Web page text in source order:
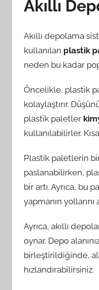
Akıllı
Akıllı depolama
kullanılan plastik
neden bu kadar
Öncelikle, plastik
kolaylaştırır.
plastik paletler
kullanılabilirler.
Plastik paletlerin
paslanabilirken,
bir artı. Ayrıca, bu
yapmanın
Ayrıca, akıllı
oynar. Depo
birleştirildiğinde,
hızlandırabilirsiniz.